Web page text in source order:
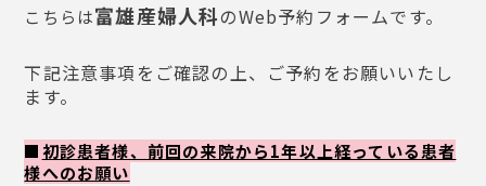
こちらは富雄産婦人科のWeb予約フォームです。
下記注意事項をご確認の上、ご予約をお願いいたし
ます。
■ 初診患者様、前回の来院から1年以上経っている患者
様へのお願い